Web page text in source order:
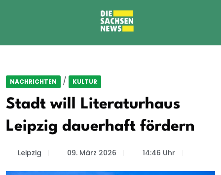
NACHRICHTEN / KULTUR
Stadt will Literaturhaus
Leipzig dauerhaft fördern
Leipzig 09. März 2026 14:46 Uhr